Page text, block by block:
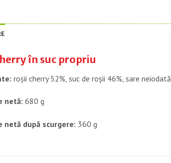
în suc propriu
roșii cherry 52%, suc de roșii 46%, sare neiodată
netă: 680 g
netă după scurgere: 360 g